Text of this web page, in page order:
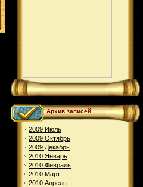
Архив записей
2009 Июль
2009 Октябрь
2009 Декабрь
2010 Январь
2010 Февраль
2010 Март
2010 Апрель